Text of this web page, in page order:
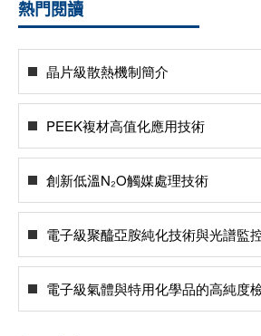
熱門閱讀
晶片級散熱機制簡介
PEEK複材高值化應用技術
創新低溫N₂O觸媒處理技術
電子級聚醯亞胺純化技術與光譜監
電子級氣體與特用化學品的高純度